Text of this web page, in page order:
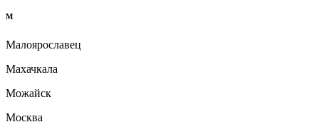
М
Малоярославец
Махачкала
Можайск
Москва